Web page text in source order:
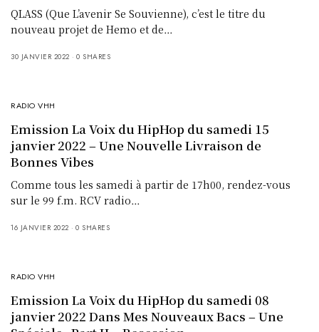
QLASS (Que L’avenir Se Souvienne), c’est le titre du
nouveau projet de Hemo et de…
30 JANVIER 2022 0 SHARES
RADIO VHH
Emission La Voix du HipHop du samedi 15
janvier 2022 – Une Nouvelle Livraison de
Bonnes Vibes
Comme tous les samedi à partir de 17h00, rendez-vous
sur le 99 f.m. RCV radio…
16 JANVIER 2022 0 SHARES
RADIO VHH
Emission La Voix du HipHop du samedi 08
janvier 2022 Dans Mes Nouveaux Bacs – Une